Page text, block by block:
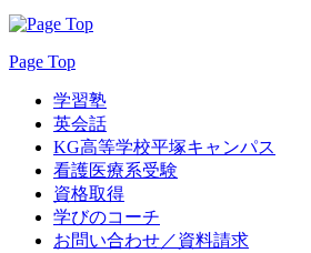
Page Top
学習塾
英会話
KG高等学校平塚キャンパス
看護医療系受験
資格取得
学びのコーチ
お問い合わせ／資料請求